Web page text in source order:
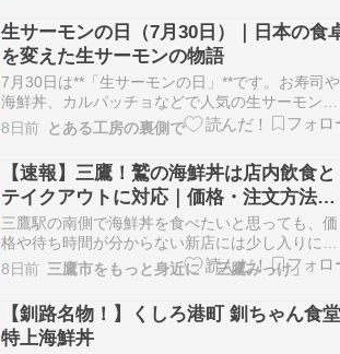
生サーモンの日（7月30日）｜日本の食
を変えた生サーモンの物語
7月30日は**「生サーモンの日」**です。お寿司や
海鮮丼、カルパッチョなどで人気の生サーモン
は、今や日本人にとって最も身近な魚の一つにな
りました。子どもから大人まで幅広い世代に愛さ
れ、回転寿司では常に人気ランキングの上位に入
る定番ネタでもあります。しかし、「生サーモン
の日」があ…
8日前 とある工房の裏側で
【速報】三鷹！鷲の海鮮丼は店内飲食と
テイクアウトに対応｜価格・注文方法・
待ち時間
三鷹駅の南側で海鮮丼を食べたいと思っても、価
格や待ち時間が分からない新店には少し入りにく
さがあります。テイクアウトの頼み方や、現金が
必要かどうかも気になるところです。 地域情報
ディア『三鷹みっけ』のエリア担当ライター、
8日前 三鷹市をもっと身近に「三鷹みっけ」
【釧路名物！】くしろ港町 釧ちゃん食
特上海鮮丼